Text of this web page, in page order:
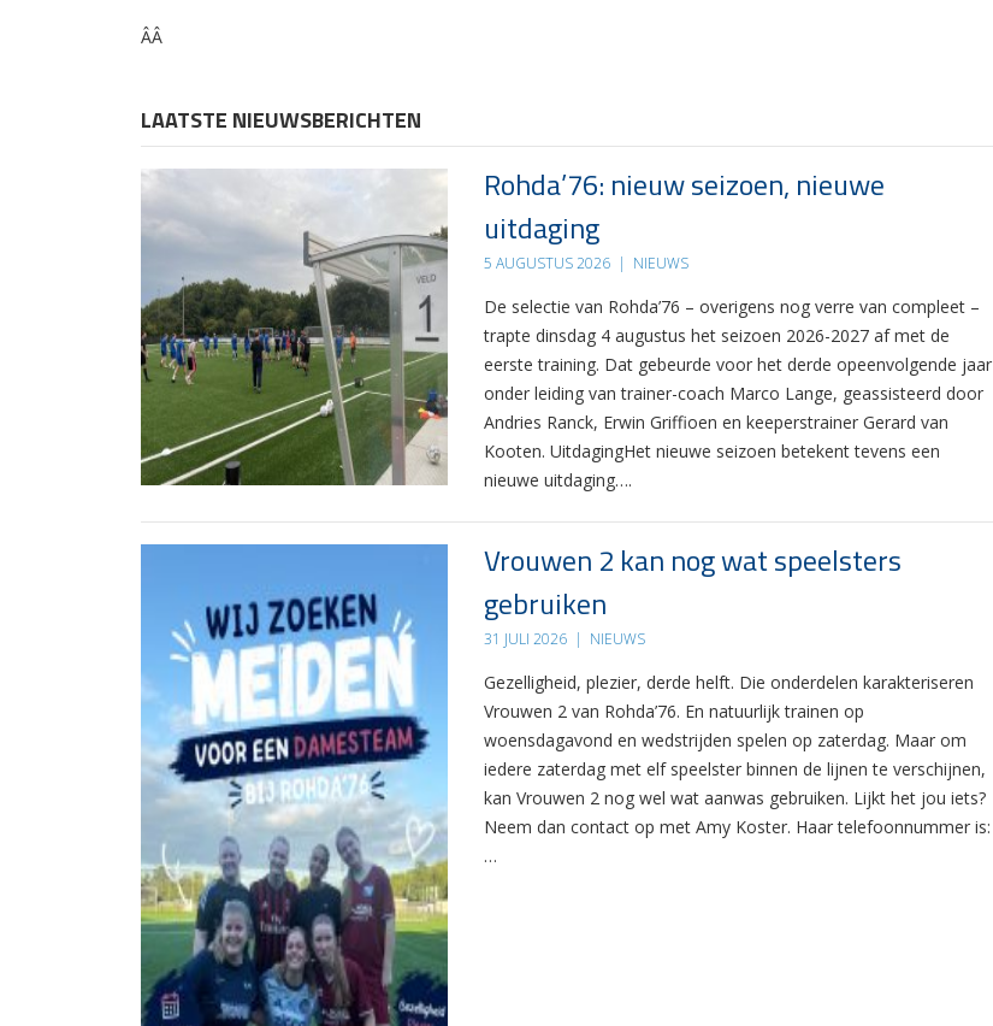
ÂÂ
LAATSTE NIEUWSBERICHTEN
Rohda’76: nieuw seizoen, nieuwe
uitdaging
5 AUGUSTUS 2026 | NIEUWS
De selectie van Rohda’76 – overigens nog verre van compleet –
trapte dinsdag 4 augustus het seizoen 2026-2027 af met de
eerste training. Dat gebeurde voor het derde opeenvolgende jaar
onder leiding van trainer-coach Marco Lange, geassisteerd door
Andries Ranck, Erwin Griffioen en keeperstrainer Gerard van
Kooten. UitdagingHet nieuwe seizoen betekent tevens een
nieuwe uitdaging….
Vrouwen 2 kan nog wat speelsters
gebruiken
31 JULI 2026 | NIEUWS
Gezelligheid, plezier, derde helft. Die onderdelen karakteriseren
Vrouwen 2 van Rohda’76. En natuurlijk trainen op
woensdagavond en wedstrijden spelen op zaterdag. Maar om
iedere zaterdag met elf speelster binnen de lijnen te verschijnen,
kan Vrouwen 2 nog wel wat aanwas gebruiken. Lijkt het jou iets?
Neem dan contact op met Amy Koster. Haar telefoonnummer is:
…